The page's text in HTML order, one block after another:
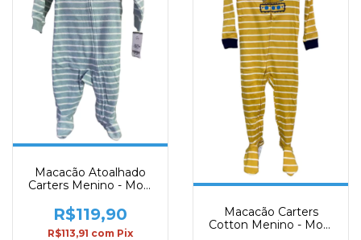
Macacão Atoalhado
Carters Menino - Mod.
R$119,90
R$113,91 com Pix
Macacão Carters
Cotton Menino - Mod.